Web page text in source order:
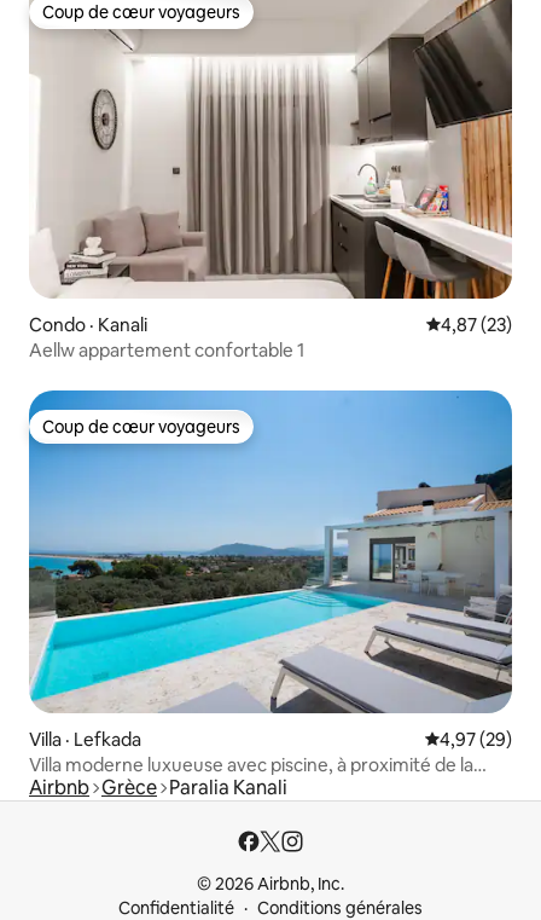
Coup de cœur voyageurs
Coup de cœur voyageurs
Condo · Kanali Note
4,87 (23)
Aellw appartement confortable 1
Coup de cœur voyageurs
Coup de cœur voyageurs
Villa · Lefkada Note
4,97 (29)
Villa moderne luxueuse avec piscine, à proximité de la
plage
Airbnb Grèce Paralia Kanali
© 2026 Airbnb, Inc.
Confidentialité
Conditions générales